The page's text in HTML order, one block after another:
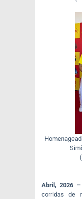
Abril, 2026 –
corridas de